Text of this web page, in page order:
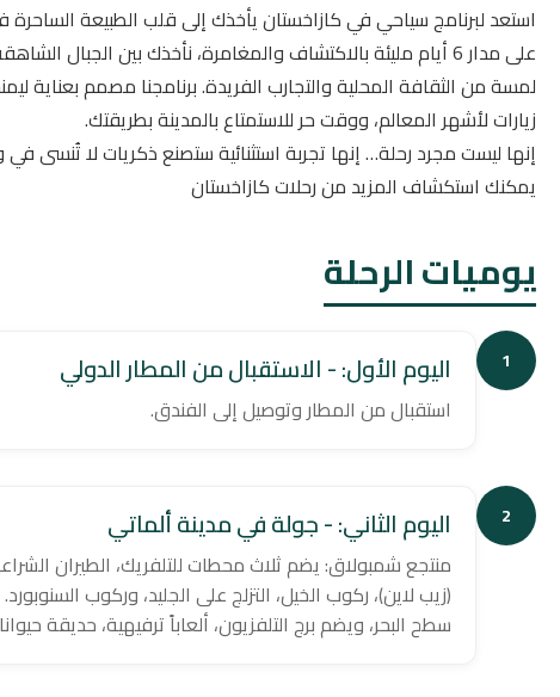
استعد لبرنامج سياحي في كازاخستان يأخذك إلى قلب الطبيعة
على مدار 6 أيام مليئة بالاكتشاف والمغامرة، نأخذك بين الجبال
لمسة من الثقافة المحلية والتجارب الفريدة. برنامجنا مصمم بعناية
زيارات لأشهر المعالم، ووقت حر للاستمتاع بالمدينة بطريقتك.
إنها ليست مجرد رحلة… إنها تجربة استثنائية ستصنع ذكريات لا
يمكنك استكشاف المزيد من رحلات كازاخستان
يوميات الرحلة
1 اليوم الأول: - الاستقبال من المطار الدولي
استقبال من المطار وتوصيل إلى الفندق.
2 اليوم الثاني: - جولة في مدينة ألماتي
منتجع شمبولاق: يضم ثلاث محطات للتلفريك، الطيران
سطح البحر، ويضم برج التلفزيون، ألعاباً ترفيهية، حديقة